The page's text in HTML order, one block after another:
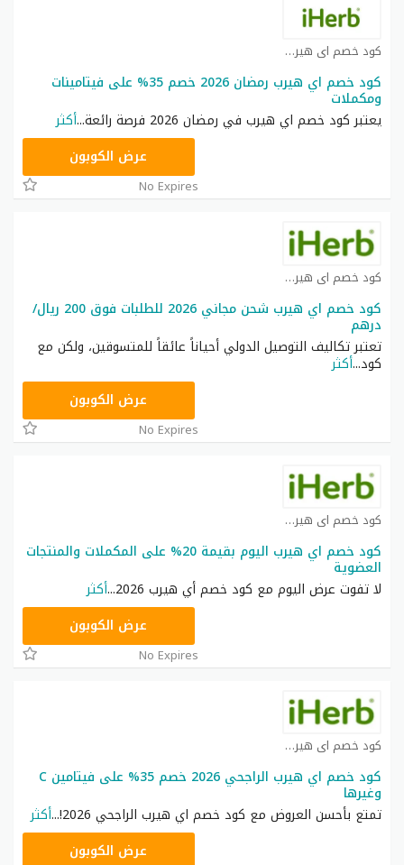
كود خصم اي هيرب كوبون
كود خصم اي هيرب رمضان 2026 خصم 35% على فيتامينات
ومكملات
يعتبر كود خصم اي هيرب في رمضان 2026 فرصة رائعة
...أكثر
OBP3235عرض الكوبون
No Expires
كود خصم اي هيرب كوبون
كود خصم اي هيرب شحن مجاني 2026 للطلبات فوق 200 ريال/
درهم
تعتبر تكاليف التوصيل الدولي أحياناً عائقاً للمتسوقين، ولكن مع
كود...أكثر
OBP3235عرض الكوبون
No Expires
كود خصم اي هيرب كوبون
كود خصم اي هيرب اليوم بقيمة 20% على المكملات والمنتجات
العضوية
لا تفوت عرض اليوم مع كود خصم أي هيرب 2026
...أكثر
OBP3235عرض الكوبون
No Expires
كود خصم اي هيرب كوبون
كود خصم اي هيرب الراجحي 2026 خصم 35% على فيتامين C
وغيرها
تمتع بأحسن العروض مع كود خصم اي هيرب الراجحي 2026!
...أكثر
OBP3235عرض الكوبون